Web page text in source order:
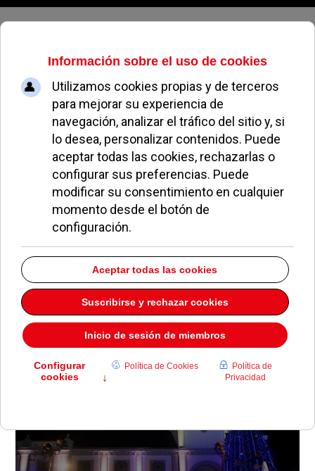
Domingo, 09 de agosto de 2026
Pozuelo espera a los Reyes Magos
con un amplio programa cultural
REDACCIÓN NAVIDAD EN POZUELO 02 ENERO 2014
El Ayuntamiento ha puesto en marcha más de 60